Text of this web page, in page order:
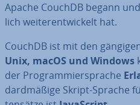
Apache CouchDB begann
lich wei­ter­ent­wi­ckelt hat.
CouchDB ist mit den
Unix, macOS und Windows
der Pro­gram­mier­spra­che
dard­mä­ßi­ge Skript-Sprache